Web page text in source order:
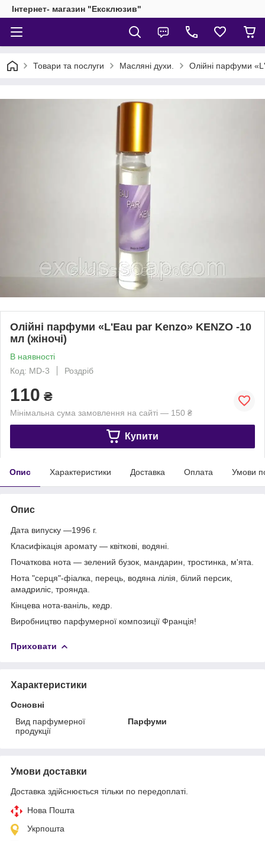
Інтернет- магазин "Ексклюзив"
Товари та послуги Масляні духи. Олійні парфуми
Олійні парфуми «L'Eau par Kenzo» KENZO -10
мл (жіночі)
В наявності
Код: МD-3
Роздріб
110 ₴
Мінімальна сума замовлення на сайті — 150 ₴
Купити
Опис Характеристики Доставка Оплата Умови
Опис
Дата випуску —1996 г.
Класифікація аромату — квіткові, водяні.
Початкова нота — зелений бузок, мандарин, тростинка, м'ята.
Нота "серця"-фіалка, перець, водяна лілія, білий персик,
амадриліс, троянда.
Кінцева нота-ваніль, кедр.
Виробництво парфумерної композиції Франція!
Приховати
Характеристики
Основні
Вид парфумерної
продукції
Парфуми
Умови доставки
Доставка здійснюється тільки по передоплаті.
Нова Пошта
Укрпошта